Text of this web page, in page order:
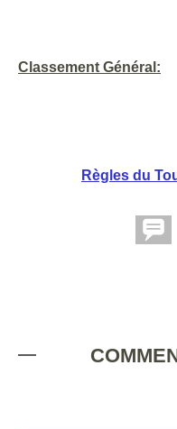
Classement Général:
Règles du